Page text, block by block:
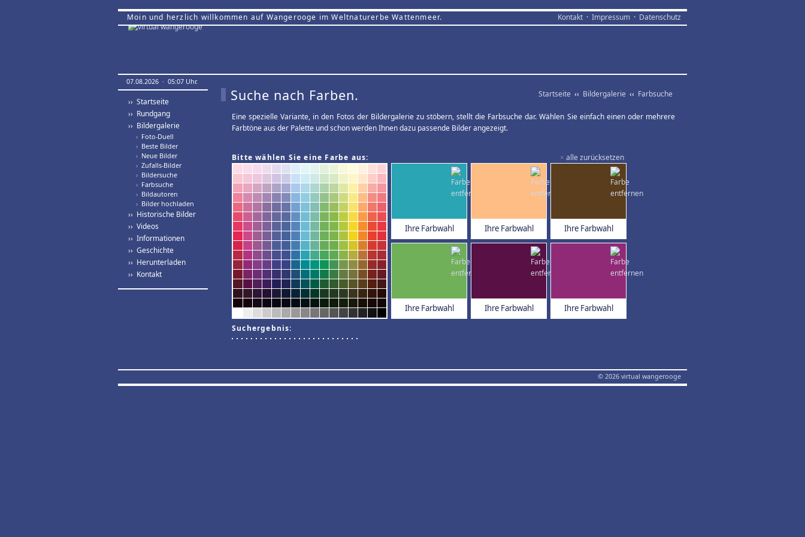
Moin und herzlich willkommen auf Wangerooge im Weltnaturerbe Wattenmeer. Kontakt · Impressum · Datenschutz
07.08.2026 · 05:07 Uhr.
›› Startseite
›› Rundgang
›› Bildergalerie
› Foto-Duell
› Beste Bilder
› Neue Bilder
› Zufalls-Bilder
› Bildersuche
› Farbsuche
› Bildautoren
› Bilder hochladen
›› Historische Bilder
›› Videos
›› Informationen
›› Geschichte
›› Herunterladen
›› Kontakt
Startseite ‹‹ Bildergalerie ‹‹ Farbsuche
Suche nach Farben.
Eine spezielle Variante, in den Fotos der Bildergalerie zu stöbern, stellt die Farbsuche dar. Wählen Sie einfach einen oder mehrere
Farbtöne aus der Palette und schon werden Ihnen dazu passende Bilder angezeigt.
× alle zurücksetzen
Bitte wählen Sie eine Farbe aus:
Ihre Farbwahl Ihre Farbwahl Ihre Farbwahl
Ihre Farbwahl Ihre Farbwahl Ihre Farbwahl
Suchergebnis:
© 2026 virtual wangerooge